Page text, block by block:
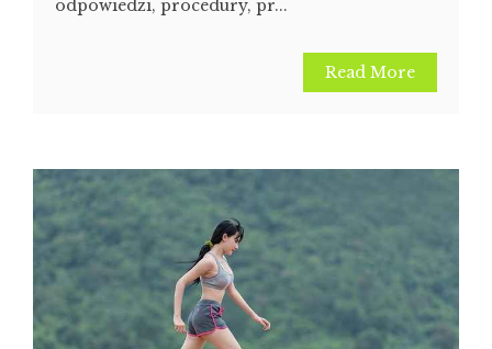
odpowiedzi, procedury, pr...
Read More